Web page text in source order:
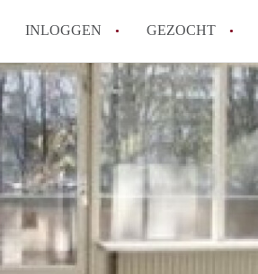
INLOGGEN GEZOCHT
Hoe vind ik snel een kamer in
Hoe moeilijk is het om een
Tips: om in Utrecht een
Hoe werkt Kamers Utrecht
How to translate
Alle veelgestelde vragen